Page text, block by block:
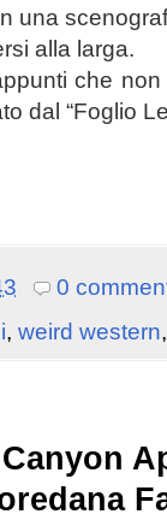
una
alla larga.
che
dal “Foglio
0
, weird western